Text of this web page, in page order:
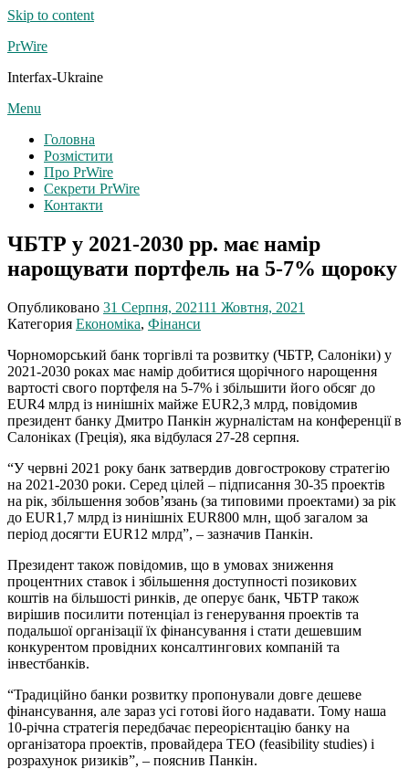
Skip to content
PrWire
Interfax-Ukraine
Menu
Головна
Розмістити
Про PrWire
Секрети PrWire
Контакти
ЧБТР у 2021-2030 рр. має намір
нарощувати портфель на 5-7% щороку
Опубликовано 31 Серпня, 202111 Жовтня, 2021
Категория Економіка, Фінанси
Чорноморський банк торгівлі та розвитку (ЧБТР, Салоніки) у
2021-2030 роках має намір добитися щорічного нарощення
вартості свого портфеля на 5-7% і збільшити його обсяг до
EUR4 млрд із нинішніх майже EUR2,3 млрд, повідомив
президент банку Дмитро Панкін журналістам на конференції в
Салоніках (Греція), яка відбулася 27-28 серпня.
“У червні 2021 року банк затвердив довгострокову стратегію
на 2021-2030 роки. Серед цілей – підписання 30-35 проектів
на рік, збільшення зобов’язань (за типовими проектами) за рік
до EUR1,7 млрд із нинішніх EUR800 млн, щоб загалом за
період досягти EUR12 млрд”, – зазначив Панкін.
Президент також повідомив, що в умовах зниження
процентних ставок і збільшення доступності позикових
коштів на більшості ринків, де оперує банк, ЧБТР також
вирішив посилити потенціал із генерування проектів та
подальшої організації їх фінансування і стати дешевшим
конкурентом провідних консалтингових компаній та
інвестбанків.
“Традиційно банки розвитку пропонували довге дешеве
фінансування, але зараз усі готові його надавати. Тому наша
10-річна стратегія передбачає переорієнтацію банку на
організатора проектів, провайдера ТЕО (feasibility studies) і
розрахунок ризиків”, – пояснив Панкін.